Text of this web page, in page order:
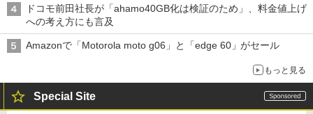
ドコモ前田社長が「ahamo40GB化は検証のため」、料金値上げ
への考え方にも言及
Amazonで「Motorola moto g06」と「edge 60」がセール
もっと見る
Special Site